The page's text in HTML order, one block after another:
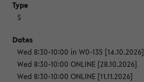
S
Wed 8:30-10:00 in W0-135 [14.10.2026]
Wed 8:30-10:00 ONLINE [28.10.2026]
Wed 8:30-10:00 ONLINE [11.11.2026]